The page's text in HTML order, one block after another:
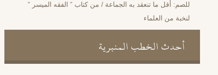
للصم: أقل ما تنعقد به الجماعة / من كتاب ” الفقه الميسر ”
لنخبة من العلماء
أحدث الخطب المنبرية